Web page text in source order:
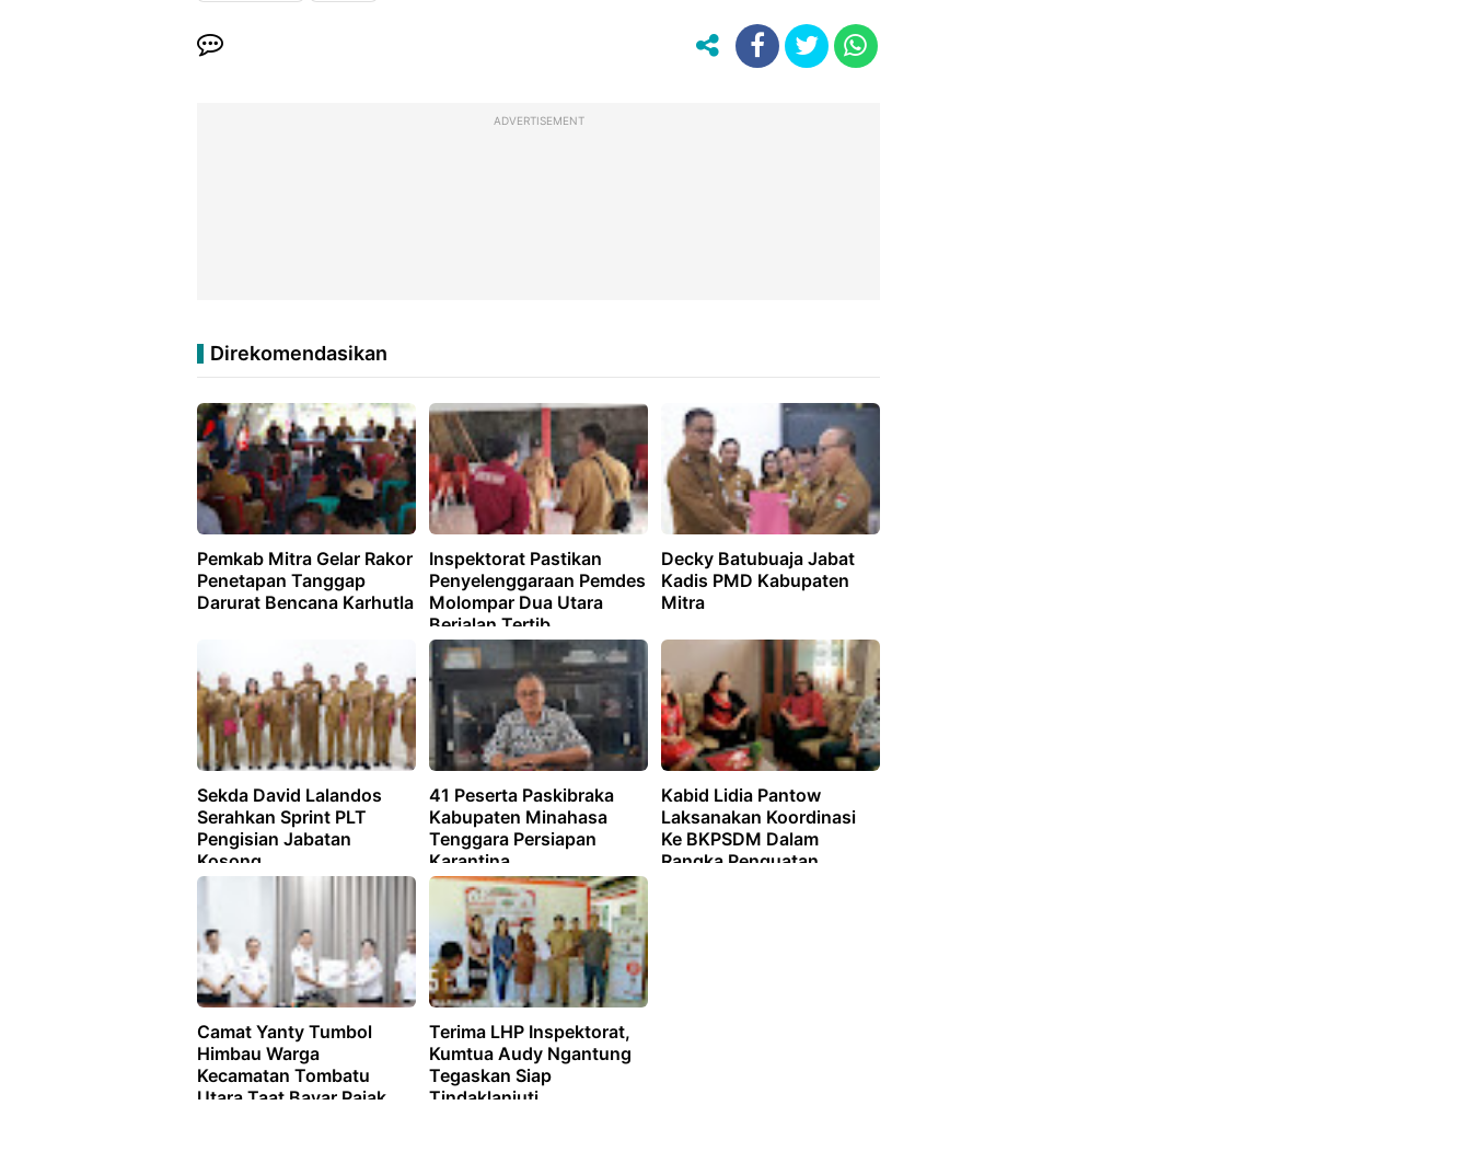
ADVERTISEMENT
Direkomendasikan
Pemkab Mitra Gelar Rakor
Penetapan Tanggap
Darurat Bencana Karhutla
Inspektorat Pastikan
Penyelenggaraan Pemdes
Molompar Dua Utara
Berjalan Tertib,
Transparansi, dan
Akuntabilitas
Decky Batubuaja Jabat
Kadis PMD Kabupaten
Mitra
Sekda David Lalandos
Serahkan Sprint PLT
Pengisian Jabatan
Kosong
41 Peserta Paskibraka
Kabupaten Minahasa
Tenggara Persiapan
Karantina
Kabid Lidia Pantow
Laksanakan Koordinasi
Ke BKPSDM Dalam
Rangka Penguatan
Camat Yanty Tumbol
Himbau Warga
Kecamatan Tombatu
Utara Taat Bayar Pajak
Terima LHP Inspektorat,
Kumtua Audy Ngantung
Tegaskan Siap
Tindaklanjuti